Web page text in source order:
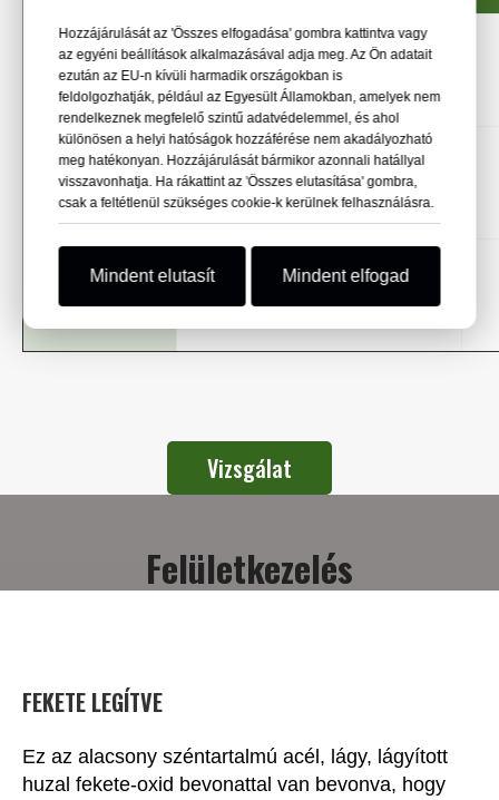
KYA898
Fekete lágyított
Alacsony szén-dioxid-kibocsátású acél
drótrudak
KYA898-EG
Elektro-horganyzott
Alacsony szén-dioxid-kibocsátású acél
drótrudak
KYA898-PC
műanyag bevonattal
Alacsony szén-dioxid-kibocsátású acél
drótrudak
Vizsgálat
Felületkezelés
FEKETE LEGÍTVE
Ez az alacsony széntartalmú acél, lágy, lágyított
huzal fekete-oxid bevonattal van bevonva, hogy
Hozzájárulását az 'Összes elfogadása' gombra kattintva vagy
az egyéni beállítások alkalmazásával adja meg. Az Ön adatait
ezután az EU-n kívüli harmadik országokban is
feldolgozhatják, például az Egyesült Államokban, amelyek nem
rendelkeznek megfelelő szintű adatvédelemmel, és ahol
különösen a helyi hatóságok hozzáférése nem akadályozható
meg hatékonyan. Hozzájárulását bármikor azonnali hatállyal
visszavonhatja. Ha rákattint az 'Összes elutasítása' gombra,
csak a feltétlenül szükséges cookie-k kerülnek felhasználásra.
Mindent elutasít Mindent elfogad